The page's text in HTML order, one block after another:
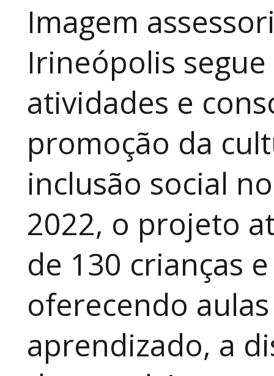
Imagem
Irineópolis
atividades e
promoção da
inclusão social
2022, o projeto
de 130 crianças
oferecendo
aprendizado, a